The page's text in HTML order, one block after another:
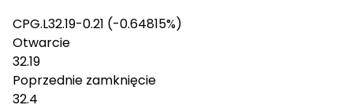
CPG.L32.19-0.21 (-0.64815%)
Otwarcie
32.19
Poprzednie zamknięcie
32.4